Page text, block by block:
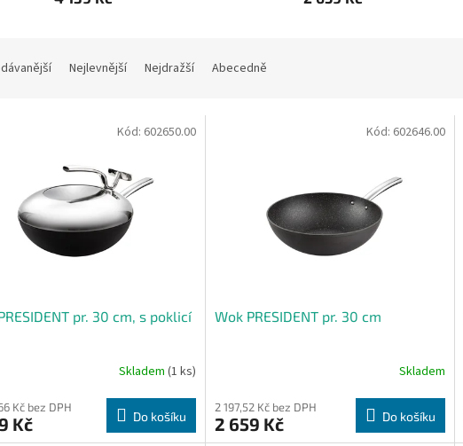
Nejlevnější Nejdražší Abecedně
pr. 30 cm, s poklicí
Skladem (1 ks)
Kč bez DPH
Kč Do košíku
Kód: 602650.00
Wok PRESIDENT pr. 30 cm
Skladem
2 197,52 Kč bez DPH
2 659 Kč Do košíku
Kód: 602646.00